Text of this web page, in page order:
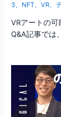
3
NFT 、VR 、
VRアートの
Q&A記事では